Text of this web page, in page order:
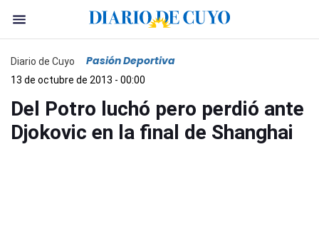
Diario de Cuyo Pasión Deportiva
13 de octubre de 2013 - 00:00
Del Potro luchó pero perdió ante
Djokovic en la final de Shanghai